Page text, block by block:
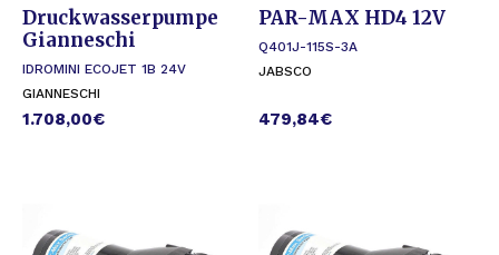
Druckwasserpumpe
Gianneschi
IDROMINI ECOJET 1B 24V
GIANNESCHI
1.708,00€
PAR-MAX HD4 12V
Q401J-115S-3A
JABSCO
479,84€